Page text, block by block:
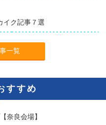
イク記事７選
一覧
すすめ
奈良会場】